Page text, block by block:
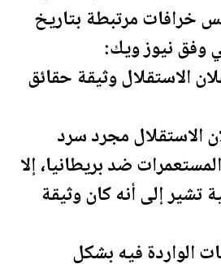
خرافات مرتبطة بتاريخ
وفق نيوز ويك:
الاستقلال وثيقة حقائق
الاستقلال مجرد سرد
ضد بريطانيا، إلا
تشير إلى أنه كان وثيقة
الواردة فيه بشكل